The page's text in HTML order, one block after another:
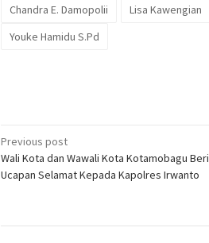
Chandra E. Damopolii Lisa Kawengian
Youke Hamidu S.Pd
Post
navigation
Previous post
Wali Kota dan Wawali Kota Kotamobagu Beri
Ucapan Selamat Kepada Kapolres Irwanto